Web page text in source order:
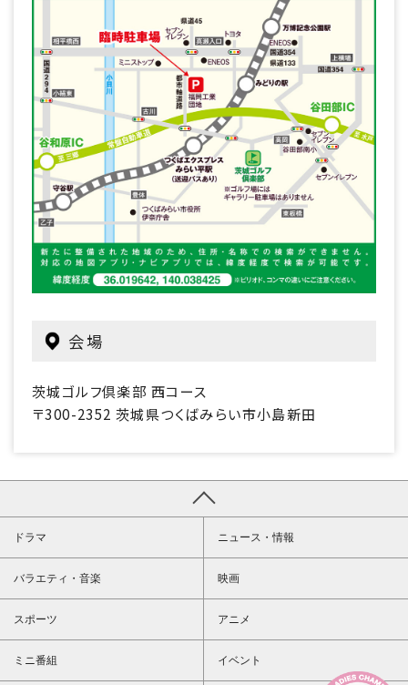
会場
茨城ゴルフ倶楽部 西コース
〒300-2352 茨城県つくばみらい市小島新田
ドラマ ニュース・情報
バラエティ・音楽 映画
スポーツ アニメ
ミニ番組 イベント